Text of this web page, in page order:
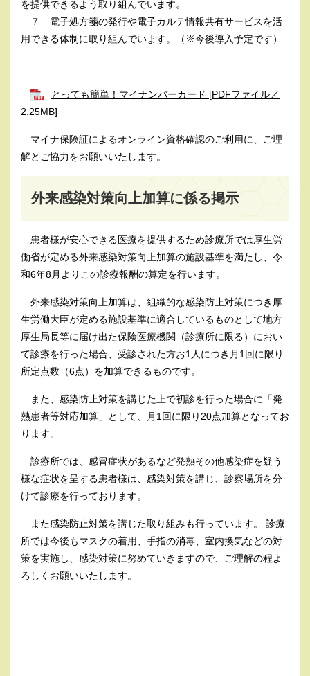
を提供できるよう取り組んでいます。
７ 電子処方箋の発行や電子カルテ情報共有サービスを活
用できる体制に取り組んでいます。（※今後導入予定です）
とっても簡単！マイナンバーカード [PDFファイル／
2.25MB]
マイナ保険証によるオンライン資格確認のご利用に、ご理
解とご協力をお願いいたします。
外来感染対策向上加算に係る掲示
患者様が安心できる医療を提供するため診療所では厚生労
働省が定める外来感染対策向上加算の施設基準を満たし、令
和6年8月よりこの診療報酬の算定を行います。
外来感染対策向上加算は、組織的な感染防止対策につき厚
生労働大臣が定める施設基準に適合しているものとして地方
厚生局長等に届け出た保険医療機関（診療所に限る）におい
て診療を行った場合、受診された方お1人につき月1回に限り
所定点数（6点）を加算できるものです。
また、感染防止対策を講じた上で初診を行った場合に「発
熱患者等対応加算」として、月1回に限り20点加算となってお
ります。
診療所では、感冒症状があるなど発熱その他感染症を疑う
様な症状を呈する患者様は、感染対策を講じ、診察場所を分
けて診療を行っております。
また感染防止対策を講じた取り組みも行っています。 診療
所では今後もマスクの着用、手指の消毒、室内換気などの対
策を実施し、感染対策に努めていきますので、ご理解の程よ
ろしくお願いいたします。